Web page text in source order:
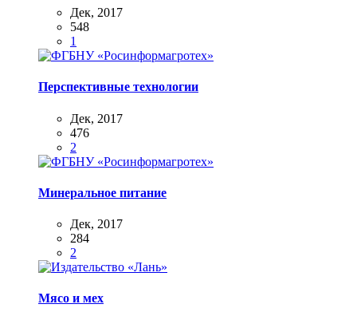
Дек, 2017
548
1
Перспективные технологии
Дек, 2017
476
2
Минеральное питание
Дек, 2017
284
2
Мясо и мех